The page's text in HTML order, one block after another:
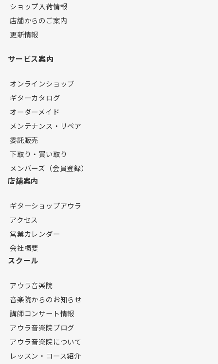
ショップ入荷情報
店舗からのご案内
更新情報
サービス案内
オンラインショップ
ギターカタログ
オーダーメイド
メンテナンス・リペア
委託販売
下取り・買い取り
メンバーズ（会員登録）
店舗案内
ギターショップアウラ
アクセス
営業カレンダー
会社概要
スクール
アウラ音楽院
音楽院からのお知らせ
講師コンサート情報
アウラ音楽院ブログ
アウラ音楽院について
レッスン・コース紹介